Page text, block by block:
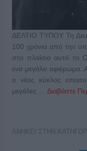
ΔΕΛΤΙΟ ΤΥΠΟΥ Τη
100 χρόνια από την
στο πλαίσιο αυτό το
ένα μεγάλο αφιέρωμα.
ο νέος κύκλος
μεγάλες … Διαβάστε
ΑΝΗΚΕΙ ΣΤΗΝ